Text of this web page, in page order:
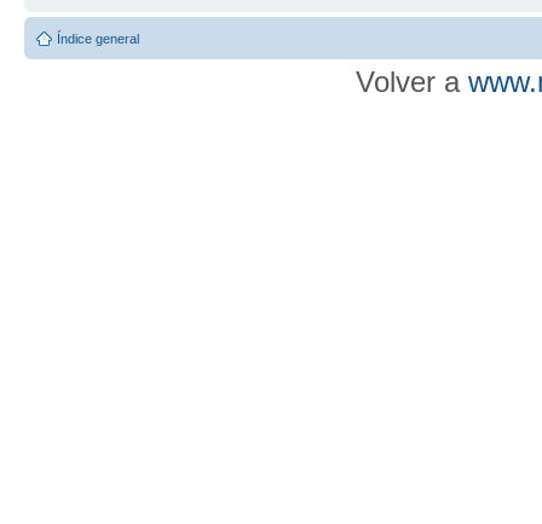
Índice general
Volver a